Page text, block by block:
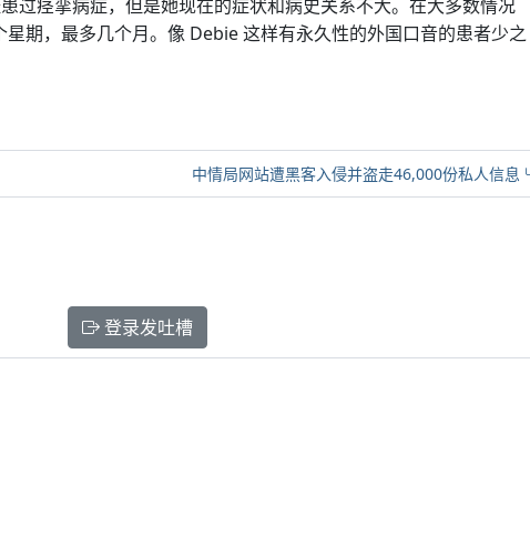
过痉挛病症，但是她现在的症状和病史关系不大。在大多数情况
星期，最多几个月。像 Debie 这样有永久性的外国口音的患者少之
中情局网站遭黑客入侵并盗走46,000份私人信息
登录发吐槽